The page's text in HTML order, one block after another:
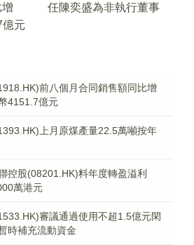
元
任陳奕盛為非執行董事
前八個月合同銷售額同比增
4151.7億元
上月原煤產量22.5萬噸按年
控股(08201.HK)料年度轉盈溢利
萬港元
審議通過使用不超1.5億元閑
時補充流動資金